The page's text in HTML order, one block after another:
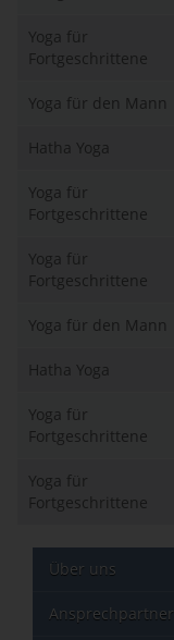
Yoga für
Fortgeschrittene
Yoga für den Mann
Hatha Yoga
Yoga für
Fortgeschrittene
Yoga für
Fortgeschrittene
Yoga für den Mann
Hatha Yoga
Yoga für
Fortgeschrittene
Yoga für
Fortgeschrittene
Über uns
Ansprechpartner